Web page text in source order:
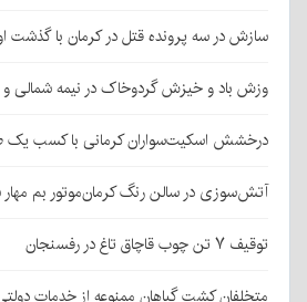
سازش در سه پرونده قتل در کرمان با گذشت
وزش باد و خیزش گردوخاک در نیمه شمالی
درخشش اسکیت‌سواران کرمانی با کسب یک
آتش‌سوزی در سالن رنگ کرمان‌موتور بم
توقیف ۷ تن چوب قاچاق تاغ در رفسنجان
متخلفان کشت گیاهان ممنوعه از خدمات